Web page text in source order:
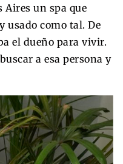
Aires un spa que
usado como tal. De
el dueño para vivir.
a esa persona y